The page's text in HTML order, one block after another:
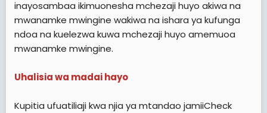
inayosambaa ikimuonesha mchezaji huyo akiwa na
mwanamke mwingine wakiwa na ishara ya kufunga
ndoa na kuelezwa kuwa mchezaji huyo amemuoa
mwanamke mwingine.
Uhalisia wa madai hayo
Kupitia ufuatiliaji kwa njia ya mtandao jamiiCheck